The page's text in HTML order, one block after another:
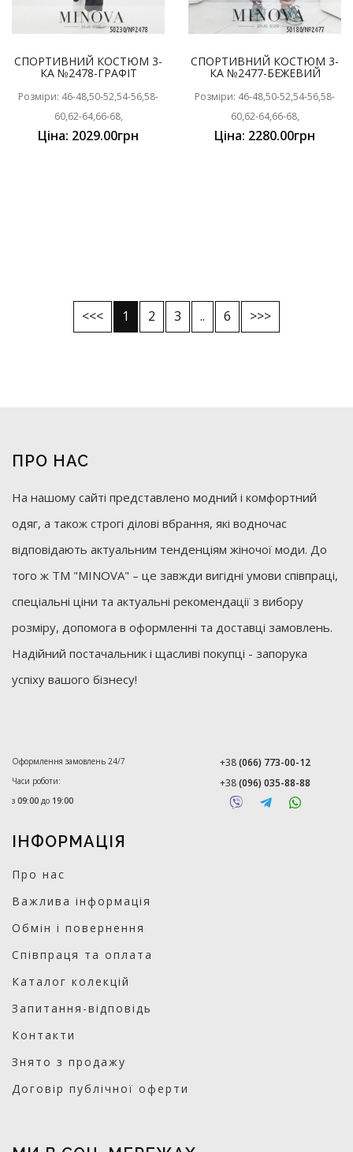
СПОРТИВНИЙ КОСТЮМ 3-
КА №2478-ГРАФІТ
Розміри: 46-48,50-52,54-56,58-
60,62-64,66-68,
Ціна: 2029.00грн
СПОРТИВНИЙ КОСТЮМ 3-
КА №2477-БЕЖЕВИЙ
Розміри: 46-48,50-52,54-56,58-
60,62-64,66-68,
Ціна: 2280.00грн
<<< 1 2 3 .. 6 >>>
ПРО НАС
На нашому сайті представлено модний і комфортний
одяг, а також строгі ділові вбрання, які водночас
відповідають актуальним тенденціям жіночої моди. До
того ж ТМ "MINOVA" – це завжди вигідні умови співпраці,
спеціальні ціни та актуальні рекомендації з вибору
розміру, допомога в оформленні та доставці замовлень.
Надійний постачальник і щасливі покупці - запорука
успіху вашого бізнесу!
Оформлення замовлень 24/7
Часи роботи:
з 09:00 до 19:00
+38(066) 773-00-12
+38(096) 035-88-88
ІНФОРМАЦІЯ
Про нас
Важлива інформація
Обмін і повернення
Співпраця та оплата
Каталог колекцій
Запитання-відповідь
Контакти
Знято з продажу
Договір публічної оферти